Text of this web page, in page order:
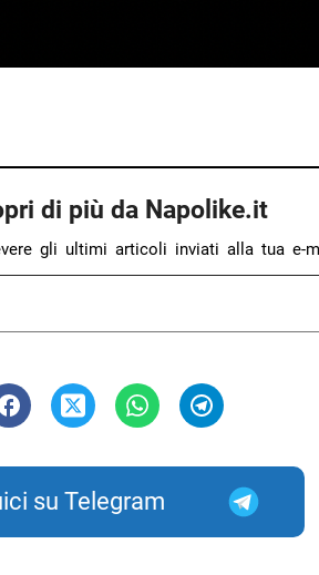
di più da Napolike.it
gli ultimi articoli inviati alla tua e-
su Telegram